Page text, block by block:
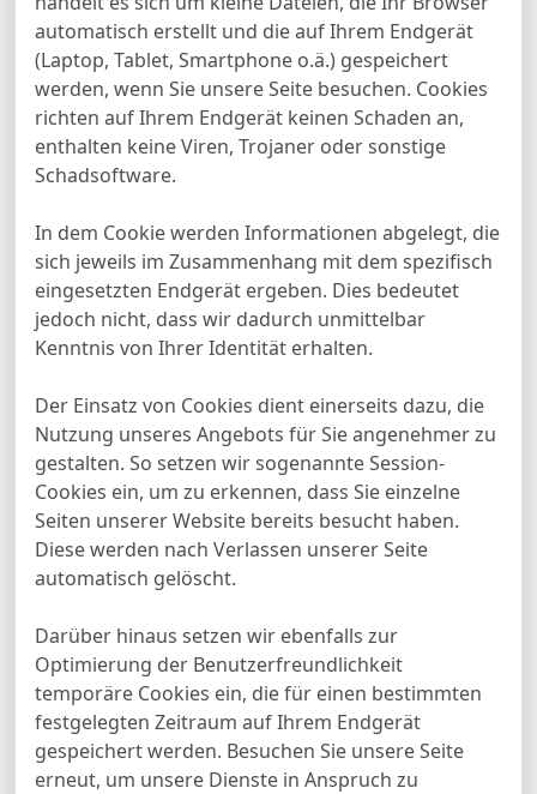
automatisch erstellt und die auf Ihrem Endgerät
(Laptop, Tablet, Smartphone o.ä.) gespeichert
werden, wenn Sie unsere Seite besuchen. Cookies
richten auf Ihrem Endgerät keinen Schaden an,
enthalten keine Viren, Trojaner oder sonstige
Schadsoftware.
In dem Cookie werden Informationen abgelegt, die
sich jeweils im Zusammenhang mit dem spezifisch
eingesetzten Endgerät ergeben. Dies bedeutet
jedoch nicht, dass wir dadurch unmittelbar
Kenntnis von Ihrer Identität erhalten.
Der Einsatz von Cookies dient einerseits dazu, die
Nutzung unseres Angebots für Sie angenehmer zu
gestalten. So setzen wir sogenannte Session-
Cookies ein, um zu erkennen, dass Sie einzelne
Seiten unserer Website bereits besucht haben.
Diese werden nach Verlassen unserer Seite
automatisch gelöscht.
Darüber hinaus setzen wir ebenfalls zur
Optimierung der Benutzerfreundlichkeit
temporäre Cookies ein, die für einen bestimmten
festgelegten Zeitraum auf Ihrem Endgerät
gespeichert werden. Besuchen Sie unsere Seite
erneut, um unsere Dienste in Anspruch zu